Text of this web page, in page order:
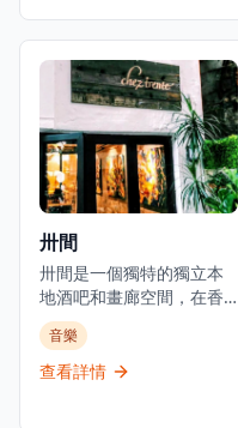
的氛圍輕鬆友好，無論是
音樂愛好者還是初次體驗
現場音樂的客人，都能在
這裡找到屬於自己的樂
趣。Ned Kelly's Last
Stand不僅是一個酒吧，更
是香港音樂文化的重要地
樂記憶。
民謠到爵士樂和探戈等各
種音樂類型，為客人帶來
多樣化的音樂體驗。這個
歷史悠久的場地為音樂愛
好者創造了迷人的氛圍，
提供定期活動和即場特別
優惠，無論是想要享受浪
尋找獨特音樂體驗的音樂
愛好者，都能在這裡找到
屬於自己的樂趣。場地環
境優雅舒適，融合了歷史
建築的韻味與現代音樂的
魅力，讓客人在欣賞現場
卅間
卅間是一個獨特的獨立本
地酒吧和畫廊空間，在香
港蘇豪區作為私人爵士俱
樂部營運。位於荷李活道
旁的隱蔽小巷內，這個親
音樂
查看詳情